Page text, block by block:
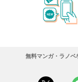
無料マンガ・ラノベ